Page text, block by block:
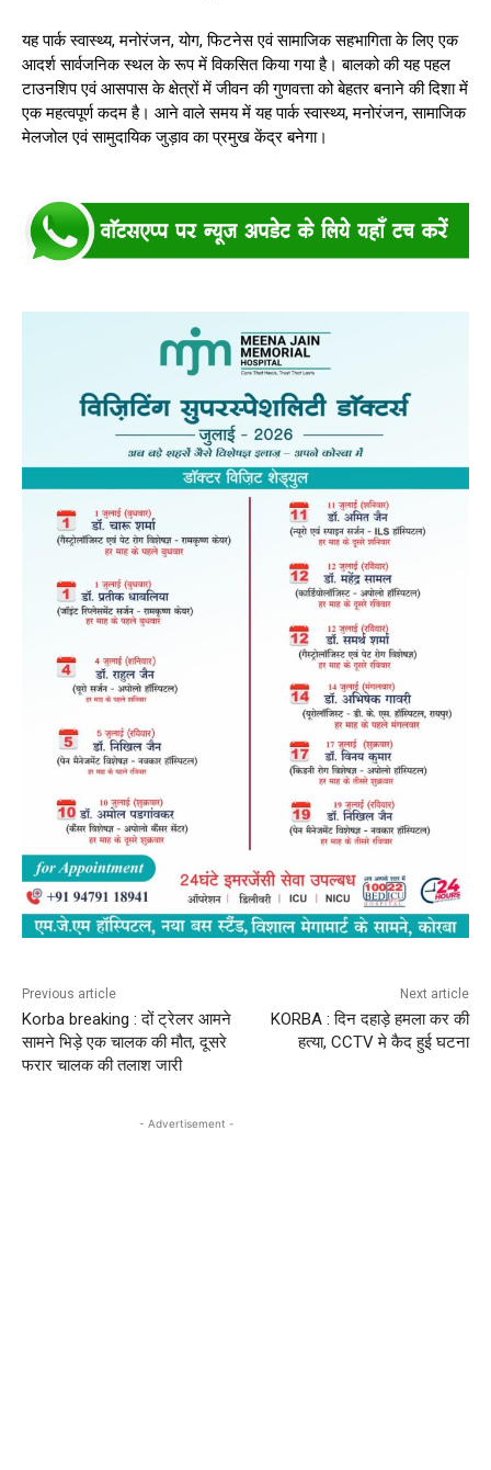
यह पार्क स्वास्थ्य, मनोरंजन, योग, फिटनेस एवं सामाजिक सहभागिता के लिए एक
आदर्श सार्वजनिक स्थल के रूप में विकसित किया गया है। बालको की यह पहल
टाउनशिप एवं आसपास के क्षेत्रों में जीवन की गुणवत्ता को बेहतर बनाने की दिशा में
एक महत्वपूर्ण कदम है। आने वाले समय में यह पार्क स्वास्थ्य, मनोरंजन, सामाजिक
मेलजोल एवं सामुदायिक जुड़ाव का प्रमुख केंद्र बनेगा।
Previous article
Korba breaking : दों ट्रेलर आमने
सामने भिड़े एक चालक की मौत, दूसरे
फरार चालक की तलाश जारी
Next article
KORBA : दिन दहाड़े हमला कर की
हत्या, CCTV मे कैद हुई घटना
- Advertisement -